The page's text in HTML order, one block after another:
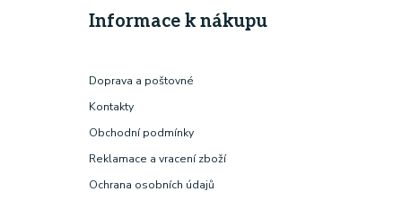
Informace k nákupu
Doprava a poštovné
Kontakty
Obchodní podmínky
Reklamace a vracení zboží
Ochrana osobních údajů